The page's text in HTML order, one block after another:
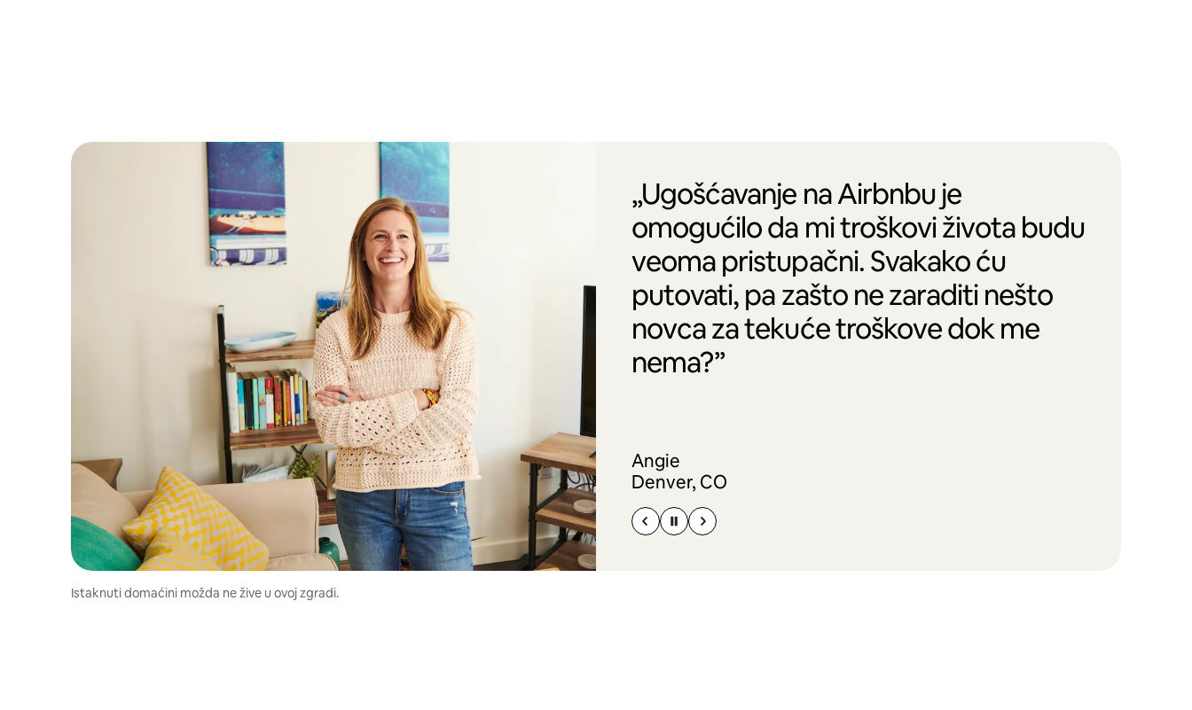
„Ugošćavanje na Airbnbu je
omogućilo da mi troškovi života budu
veoma pristupačni. Svakako ću
putovati, pa zašto ne zaraditi nešto
novca za tekuće troškove dok me
nema?”
Angie
Denver, CO
Istaknuti domaćini možda ne žive u ovoj zgradi.